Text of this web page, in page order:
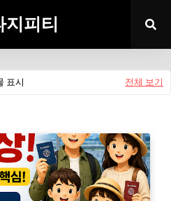
지피티
표시 전체 보기